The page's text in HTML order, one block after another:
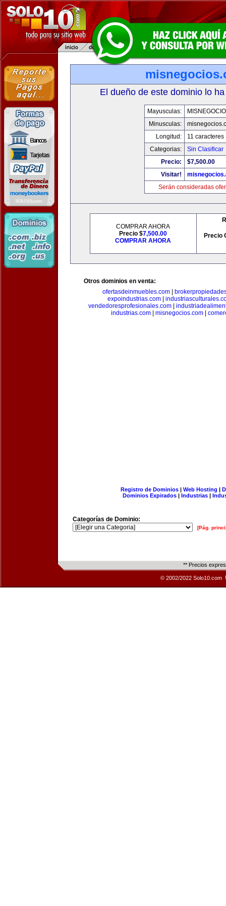
El dueño de este dominio lo
Mayusculas:
Minusculas:
Longitud:
11 caracteres
Categorias:
Sin Clasificar
Precio:
$7,500.00
Visitar!
Serán consideradas
COMPRAR AHORA
Precio $7,500.00
COMPRAR AHORA
Precio
Otros dominios en venta:
ofertasdeinmuebles.com
expoindustrias.com
vendedoresprofesionales.com|
industrias.com
misnegocios.com
Registro de Dominios| Web Hosting |
Dominios Expirados | Industrias |
Categorías de Dominio:
[Pág.
** Precios
© 2002/2022 Solo10.com